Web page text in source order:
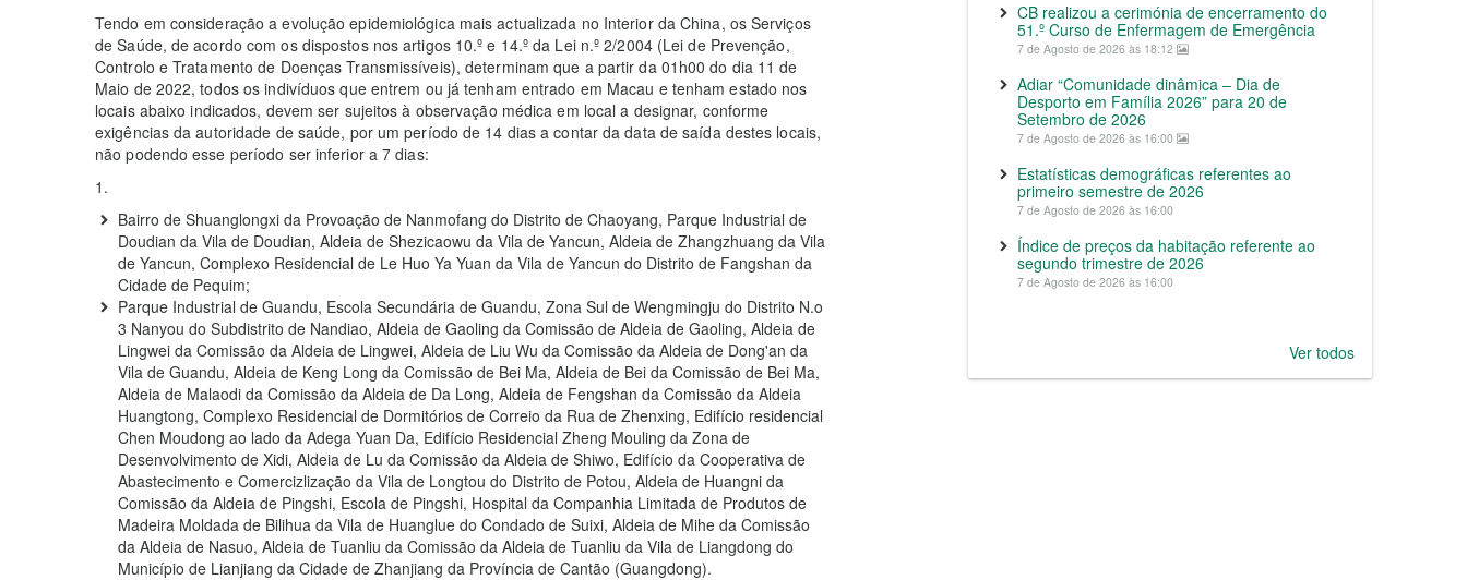
Tendo em consideração a evolução epidemiológica mais actualizada no Interior da China, os Serviços
de Saúde, de acordo com os dispostos nos artigos 10.º e 14.º da Lei n.º 2/2004 (Lei de Prevenção,
Controlo e Tratamento de Doenças Transmissíveis), determinam que a partir da 01h00 do dia 11 de
Maio de 2022, todos os indivíduos que entrem ou já tenham entrado em Macau e tenham estado nos
locais abaixo indicados, devem ser sujeitos à observação médica em local a designar, conforme
exigências da autoridade de saúde, por um período de 14 dias a contar da data de saída destes locais,
não podendo esse período ser inferior a 7 dias:
Bairro de Shuanglongxi da Provoação de Nanmofang do Distrito de Chaoyang, Parque Industrial de
Doudian da Vila de Doudian, Aldeia de Shezicaowu da Vila de Yancun, Aldeia de Zhangzhuang da Vila
de Yancun, Complexo Residencial de Le Huo Ya Yuan da Vila de Yancun do Distrito de Fangshan da
Cidade de Pequim;
Parque Industrial de Guandu, Escola Secundária de Guandu, Zona Sul de Wengmingju do Distrito N.o
3 Nanyou do Subdistrito de Nandiao, Aldeia de Gaoling da Comissão de Aldeia de Gaoling, Aldeia de
Lingwei da Comissão da Aldeia de Lingwei, Aldeia de Liu Wu da Comissão da Aldeia de Dong'an da
Vila de Guandu, Aldeia de Keng Long da Comissão de Bei Ma, Aldeia de Bei da Comissão de Bei Ma,
Aldeia de Malaodi da Comissão da Aldeia de Da Long, Aldeia de Fengshan da Comissão da Aldeia
Huangtong, Complexo Residencial de Dormitórios de Correio da Rua de Zhenxing, Edifício residencial
Chen Moudong ao lado da Adega Yuan Da, Edifício Residencial Zheng Mouling da Zona de
Desenvolvimento de Xidi, Aldeia de Lu da Comissão da Aldeia de Shiwo, Edifício da Cooperativa de
Abastecimento e Comercizlização da Vila de Longtou do Distrito de Potou, Aldeia de Huangni da
Comissão da Aldeia de Pingshi, Escola de Pingshi, Hospital da Companhia Limitada de Produtos de
Madeira Moldada de Bilihua da Vila de Huanglue do Condado de Suixi, Aldeia de Mihe da Comissão
da Aldeia de Nasuo, Aldeia de Tuanliu da Comissão da Aldeia de Tuanliu da Vila de Liangdong do
Município de Lianjiang da Cidade de Zhanjiang da Província de Cantão (Guangdong).
CB realizou a cerimónia de encerramento do
51.º Curso de Enfermagem de Emergência
7 de Agosto de 2026 às 18:12
Adiar “Comunidade dinâmica – Dia de
Desporto em Família 2026” para 20 de
Setembro de 2026
7 de Agosto de 2026 às 16:00
Estatísticas demográficas referentes ao
primeiro semestre de 2026
7 de Agosto de 2026 às 16:00
Índice de preços da habitação referente ao
segundo trimestre de 2026
7 de Agosto de 2026 às 16:00
Ver todos